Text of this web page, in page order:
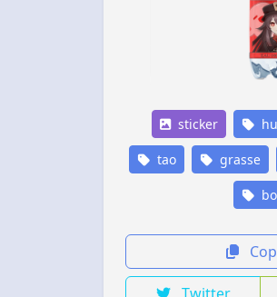
sticker hu
tao grasse